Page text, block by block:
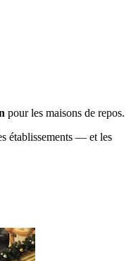
pour les maisons de repos.
établissements — et les